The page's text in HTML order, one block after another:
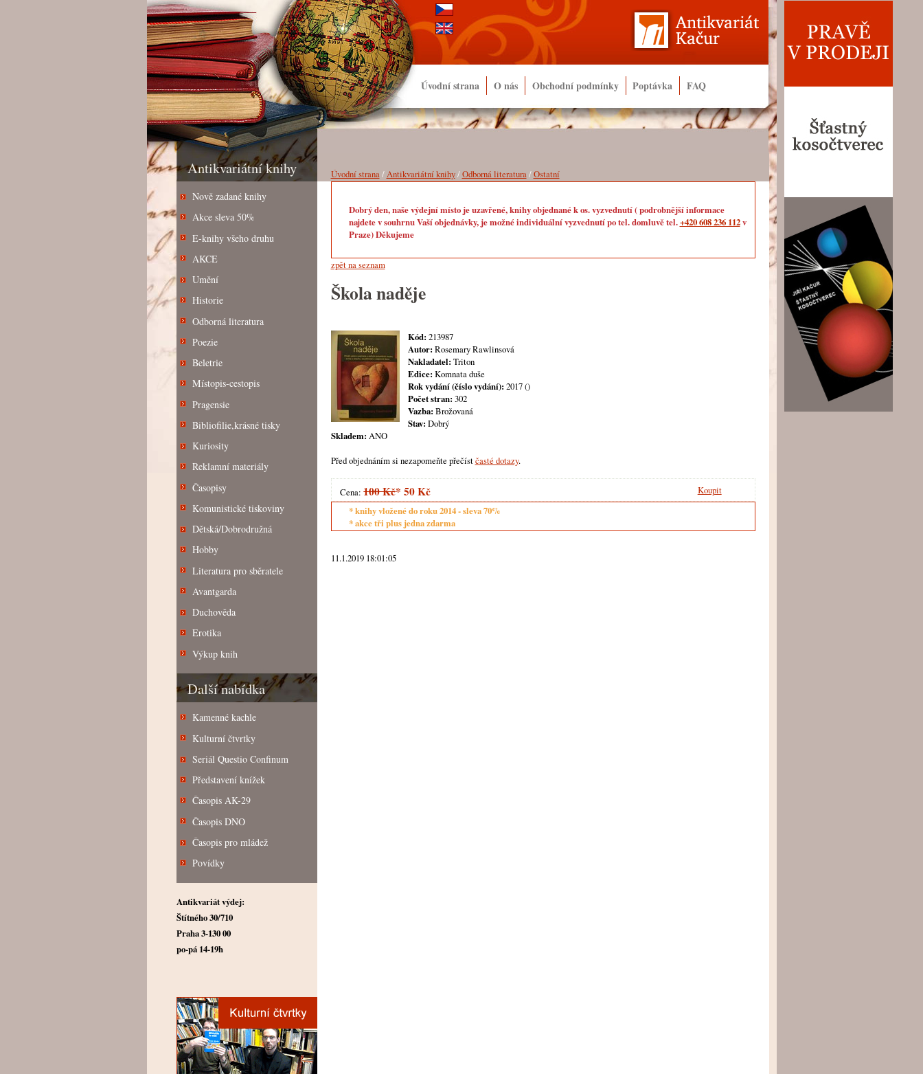
Úvodní strana O nás Obchodní podmínky Poptávka FAQ
Antikvariátní knihy
Nově zadané knihy
Akce sleva 50%
E-knihy všeho druhu
AKCE
Umění
Historie
Odborná literatura
Poezie
Beletrie
Místopis-cestopis
Pragensie
Bibliofilie,krásné tisky
Kuriosity
Reklamní materiály
Časopisy
Komunistické tiskoviny
Dětská/Dobrodružná
Hobby
Literatura pro sběratele
Avantgarda
Duchověda
Erotika
Výkup knih
Další nabídka
Kamenné kachle
Kulturní čtvrtky
Seriál Questio Confinum
Představení knížek
Časopis AK-29
Časopis DNO
Časopis pro mládež
Povídky
Antikvariát výdej:
Štítného 30/710
Praha 3-130 00
po-pá 14-19h
Úvodní strana/Antikvariátní knihy/Odborná literatura/Ostatní
Dobrý den, naše výdejní místo je uzavřené, knihy objednané k os. vyzvednutí ( podrobnější informace
najdete v souhrnu Vaší objednávky, je možné individuální vyzvednutí po tel. domluvě tel.+420 608 236 112v
Praze) Děkujeme
zpět na seznam
Škola naděje
Kód: 213987
Autor: Rosemary Rawlinsová
Nakladatel: Triton
Edice: Komnata duše
Rok vydání (číslo vydání): 2017 ()
Počet stran: 302
Vazba: Brožovaná
Stav: Dobrý
Skladem: ANO
Před objednáním si nezapomeňte přečístčasté dotazy.
Cena:100 Kč* 50 Kč
Koupit
* knihy vložené do roku 2014 - sleva 70%
* akce tři plus jedna zdarma
11.1.2019 18:01:05